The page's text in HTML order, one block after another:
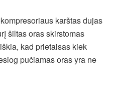
karštas dujas
šiltas oras skirstomas
kad prietaisas kiek
pučiamas oras yra ne